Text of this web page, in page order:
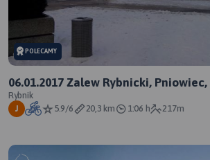
POLECAMY
06.01.2017 Zalew Rybnicki,
rynek
Rybnik
J 5.9/6 20,3 km 1:06 h 217m